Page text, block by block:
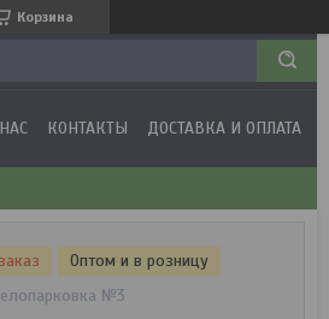
Корзина
КОНТАКТЫ ДОСТАВКА И ОПЛАТА
Оптом и в розницу
№3